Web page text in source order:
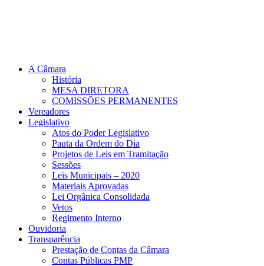
A Câmara
História
MESA DIRETORA
COMISSÕES PERMANENTES
Vereadores
Legislativo
Atos do Poder Legislativo
Pauta da Ordem do Dia
Projetos de Leis em Tramitação
Sessões
Leis Municipais – 2020
Materiais Aprovadas
Lei Orgânica Consolidada
Vetos
Regimento Interno
Ouvidoria
Transparência
Prestação de Contas da Câmara
Contas Públicas PMP